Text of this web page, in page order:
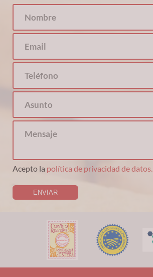
Acepto la política de privacidad de datos.